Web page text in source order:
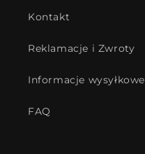
Kontakt
Reklamacje i Zwroty
Informacje wysyłkowe
FAQ